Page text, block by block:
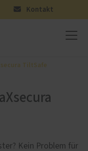
Kontakt
TiltSafe
Kein Problem für